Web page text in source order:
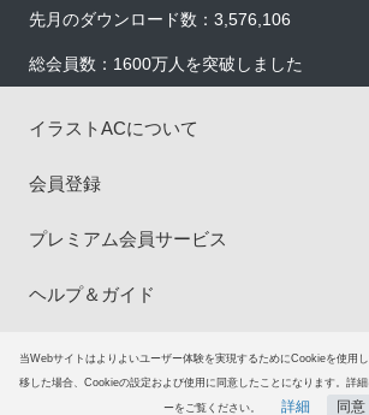
当Webサイトはよりよいユーザー体験を実現するためにCookieを使用
移した場合、Cookieの設定および使用に同意したことになります。詳
ーをご覧ください。 詳細 同意
先月のダウンロード数：3,576,106
総会員数：1600万人を突破しました
イラストACについて
会員登録
プレミアム会員サービス
ヘルプ＆ガイド
グループサイト
ご意